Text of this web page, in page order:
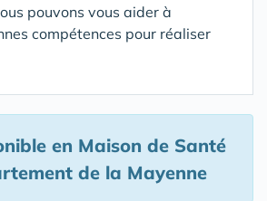
pouvons vous aider à
compétences pour réaliser
en Maison de Santé
de la Mayenne